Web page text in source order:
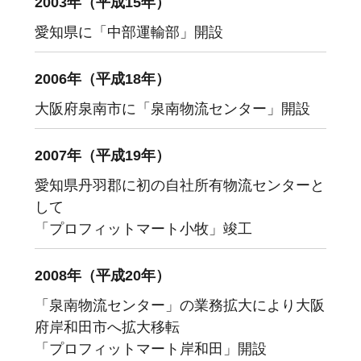
愛知県に「中部運輸部」開設
2006年（平成18年）
大阪府泉南市に「泉南物流センター」開設
2007年（平成19年）
愛知県丹羽郡に初の自社所有物流センターと
して
「プロフィットマート小牧」竣工
2008年（平成20年）
「泉南物流センター」の業務拡大により大阪
府岸和田市へ拡大移転
「プロフィットマート岸和田」開設